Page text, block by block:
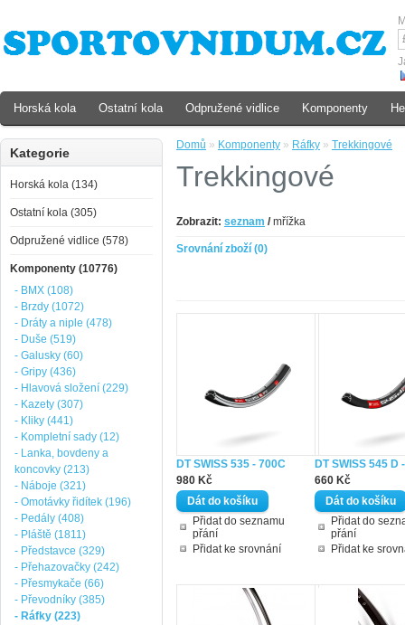
Domů » Komponenty » Ráfky » Trekkingové
Trekkingové
Zobrazit: seznam /mřížka
Srovnání zboží (0)
DT SWISS 535 - 700C
980 Kč
Přidat do seznamu
přání
Přidat ke srovnání
DT SWISS 545 D
660 Kč
Přidat do
přání
Přidat ke
Kategorie
Horská kola (134)
Ostatní kola (305)
Odpružené vidlice (578)
Komponenty (10776)
- BMX (108)
- Brzdy (1072)
- Dráty a niple (478)
- Duše (519)
- Galusky (60)
- Gripy (436)
- Hlavová složení (229)
- Kazety (307)
- Kliky (441)
- Kompletní sady (12)
- Lanka, bovdeny a
koncovky (213)
- Náboje (321)
- Omotávky řidítek (196)
- Pedály (408)
- Pláště (1811)
- Představce (329)
- Přehazovačky (242)
- Přesmykače (66)
- Převodníky (385)
- Ráfky (223)
Horská kola Ostatní kola Odpružené vidlice Komponenty